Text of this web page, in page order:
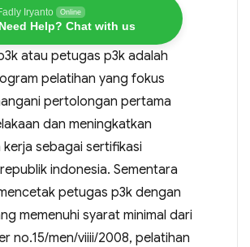
Iryanto Online
Need Help? Chat with us
atau petugas p3k adalah
pelatihan yang fokus
pertolongan pertama
dan meningkatkan
sebagai sertifikasi
indonesia. Sementara
petugas p3k dengan
memenuhi syarat minimal dari
no.15/men/viiii/2008, pelatihan